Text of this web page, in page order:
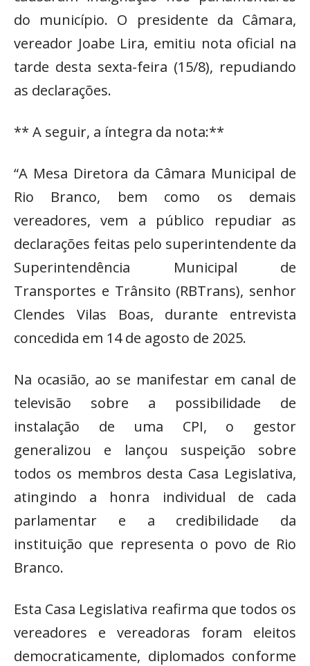
do município. O presidente da Câmara,
vereador Joabe Lira, emitiu nota oficial na
tarde desta sexta-feira (15/8), repudiando
as declarações.
** A seguir, a íntegra da nota:**
“A Mesa Diretora da Câmara Municipal de
Rio Branco, bem como os demais
vereadores, vem a público repudiar as
declarações feitas pelo superintendente da
Superintendência Municipal de
Transportes e Trânsito (RBTrans), senhor
Clendes Vilas Boas, durante entrevista
concedida em 14 de agosto de 2025.
Na ocasião, ao se manifestar em canal de
televisão sobre a possibilidade de
instalação de uma CPI, o gestor
generalizou e lançou suspeição sobre
todos os membros desta Casa Legislativa,
atingindo a honra individual de cada
parlamentar e a credibilidade da
instituição que representa o povo de Rio
Branco.
Esta Casa Legislativa reafirma que todos os
vereadores e vereadoras foram eleitos
democraticamente, diplomados conforme